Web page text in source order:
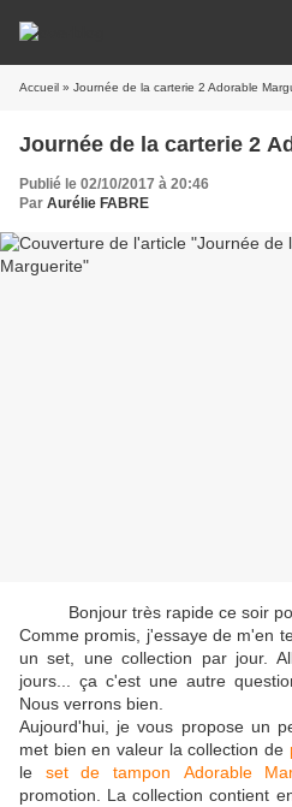
Accueil » Journée de la carterie 2 Adorable
Journée de la carterie 2
Publié le 02/10/2017 à 20:46
Par Aurélie FABRE
Bonjour très rapide ce soir
Comme promis, j'essaye de m'en
un set, une collection par jour.
jours... ça c'est une autre
Nous verrons bien.
Aujourd'hui, je vous propose un
met bien en valeur la collection de
le set de tampon Adorable
promotion. La collection contient